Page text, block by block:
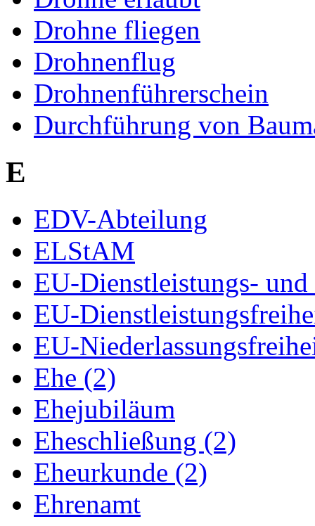
Drohne fliegen
Drohnenflug
Drohnenführerschein
Durchführung von
E
EDV-Abteilung
ELStAM
EU-Dienstleistungs-
EU-
EU-
Ehe (2)
Ehejubiläum
Eheschließung (2)
Eheurkunde (2)
Ehrenamt